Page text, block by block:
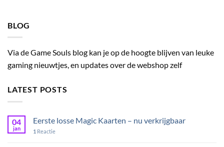
BLOG
Via de Game Souls blog kan je op de hoogte blijven van leuke
gaming nieuwtjes, en updates over de webshop zelf
LATEST POSTS
04
jan
Eerste losse Magic Kaarten – nu verkrijgbaar
1 Reactie